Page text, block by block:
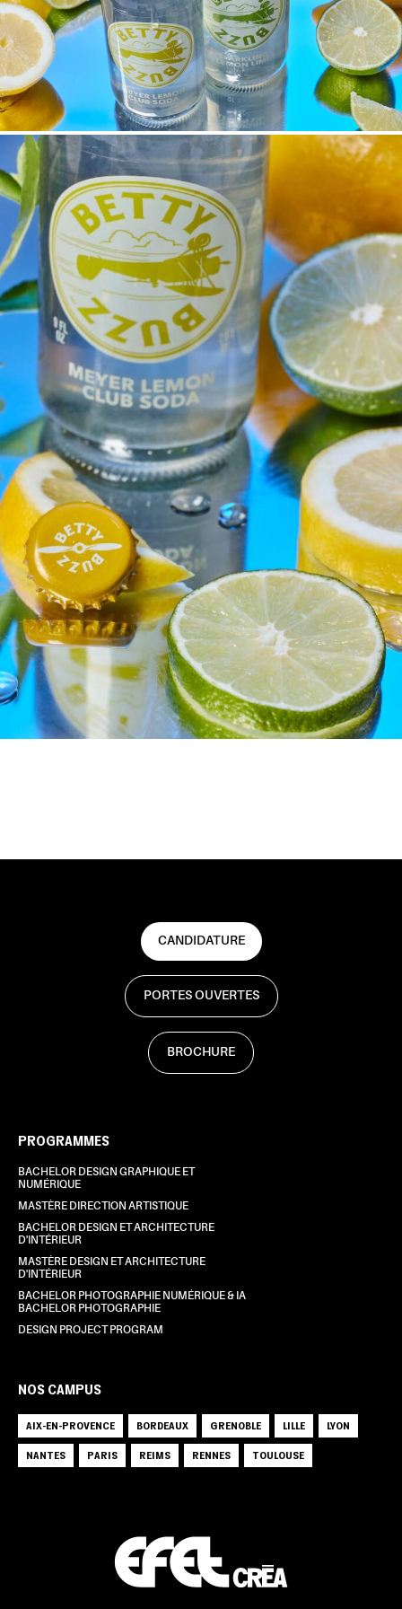
CANDIDATURE
PORTES OUVERTES
BROCHURE
PROGRAMMES
BACHELOR DESIGN GRAPHIQUE ET
NUMÉRIQUE
MASTÈRE DIRECTION ARTISTIQUE
BACHELOR DESIGN ET ARCHITECTURE
D'INTÉRIEUR
MASTÈRE DESIGN ET ARCHITECTURE
D'INTÉRIEUR
BACHELOR PHOTOGRAPHIE NUMÉRIQUE & IA
BACHELOR PHOTOGRAPHIE
DESIGN PROJECT PROGRAM
NOS CAMPUS
AIX-EN-PROVENCE BORDEAUX GRENOBLE LILLE
LYON
NANTES
PARIS REIMS RENNES TOULOUSE